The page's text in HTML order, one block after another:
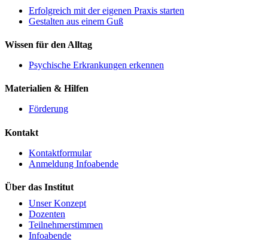
Erfolgreich mit der eigenen Praxis starten
Gestalten aus einem Guß
Wissen für den Alltag
Psychische Erkrankungen erkennen
Materialien & Hilfen
Förderung
Kontakt
Kontaktformular
Anmeldung Infoabende
Über das Institut
Unser Konzept
Dozenten
Teilnehmerstimmen
Infoabende